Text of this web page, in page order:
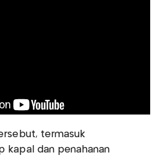
termasuk
kapal dan penahanan